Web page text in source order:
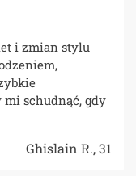
i zmian stylu
mi schudnąć, gdy
Ghislain R., 31